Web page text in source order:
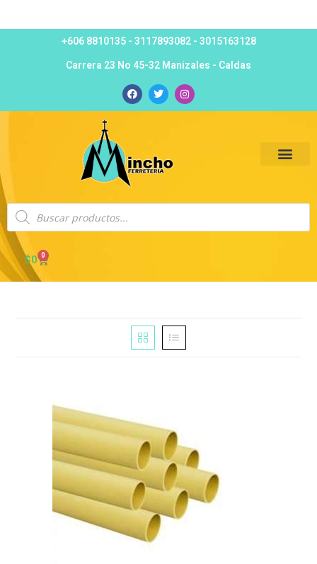
+606 8810135 - 3117893082 - 3015163128
Carrera 23 No 45-32 Manizales - Caldas
$0 0